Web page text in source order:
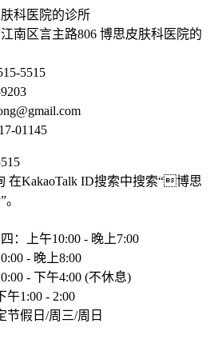
科医院的诊所
南区言主路806 博思皮肤科医院的
5515
01145
在KakaoTalk ID搜索中搜索“博思
：上午10:00 - 晚上7:00
- 晚上8:00
- 下午4:00 (不休息)
午1:00 - 2:00
节假日/周三/周日